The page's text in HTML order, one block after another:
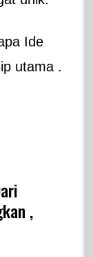
Ide
utama .
,